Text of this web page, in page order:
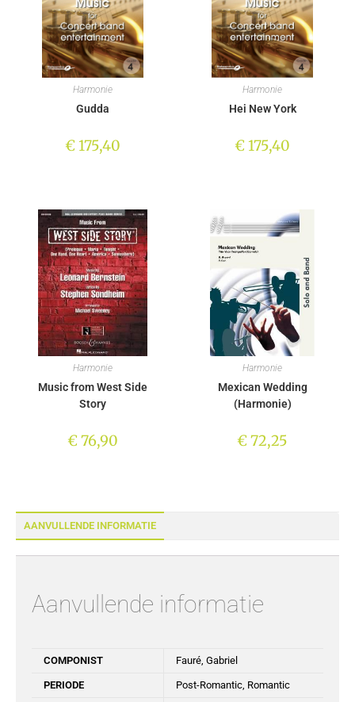
AANVULLENDE INFORMATIE
Aanvullende informatie
COMPONIST Fauré, Gabriel
PERIODE Post-Romantic, Romantic
Harmonie
Gudda
€175,40
Harmonie
Hei New York
€175,40
Harmonie
Music from West Side
Story
€76,90
Harmonie
Mexican Wedding
(Harmonie)
€72,25